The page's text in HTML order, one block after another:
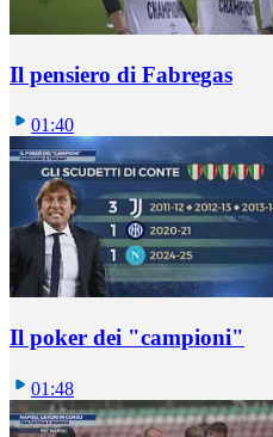
Il pensiero di Fabregas
01:40
Il poker dei "campioni"
01:48